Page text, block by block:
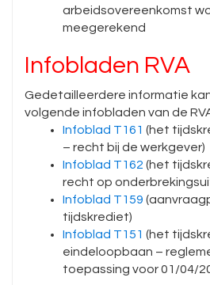
arbeidsovereenkomst
meegerekend
Infobladen RVA
Gedetailleerdere informatie
volgende infobladen van de
Infoblad T161 (het
– recht bij de werkgever)
Infoblad T162 (het
recht op
Infoblad T159
tijdskrediet)
Infoblad T151 (het
eindeloopbaan –
toepassing voor 01/04/